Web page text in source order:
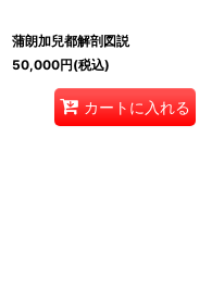
蒲朗加兒都解剖図説
50,000円(税込)
カートに入れる